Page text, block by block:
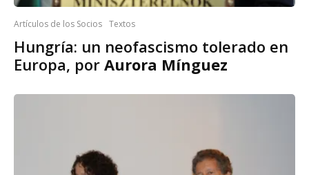
Artículos de los Socios Textos
Hungría: un neofascismo tolerado en
Europa, por Aurora Mínguez